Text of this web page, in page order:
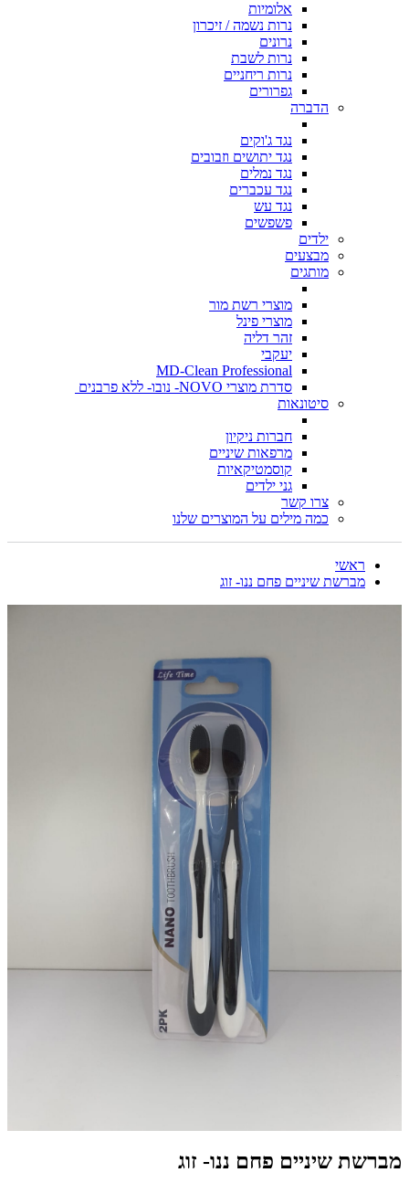
אלומיות
נרות נשמה / זיכרון
נרונים
נרות לשבת
נרות ריחניים
גפרורים
הדברה
נגד ג'וקים
נגד יתושים וזבובים
נגד נמלים
נגד עכברים
נגד עש
פשפשים
ילדים
מבצעים
מותגים
מוצרי רשת מור
מוצרי פינל
זהר דליה
יעקבי
MD-Clean Professional
סדרת מוצרי NOVO- נובו- ללא פרבנים
סיטונאות
חברות ניקיון
מרפאות שיניים
קוסמטיקאיות
גני ילדים
צרו קשר
כמה מילים על המוצרים שלנו
ראשי
מברשת שיניים פחם ננו- זוג
מברשת שיניים פחם ננו- זוג